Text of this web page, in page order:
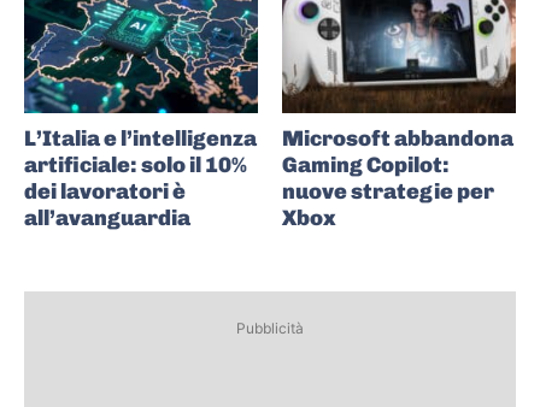
L’Italia e l’intelligenza
artificiale: solo il 10%
dei lavoratori è
all’avanguardia
Microsoft abbandona
Gaming Copilot:
nuove strategie per
Xbox
Pubblicità